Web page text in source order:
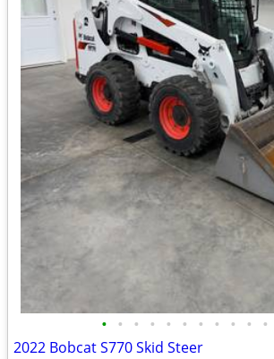
• • • • • • • • • • •
2022 Bobcat S770 Skid Steer